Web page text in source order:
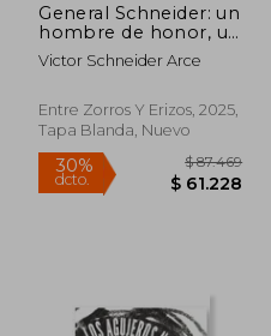
General Schneider: un
hombre de honor, un
crimen impune
Victor Schneider Arce
Entre Zorros Y Erizos, 2025,
Tapa Blanda, Nuevo